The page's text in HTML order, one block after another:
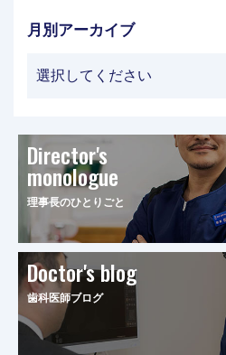
月別アーカイブ
Director's
monologue
理事長のひとりごと
Doctor's blog
歯科医師ブログ